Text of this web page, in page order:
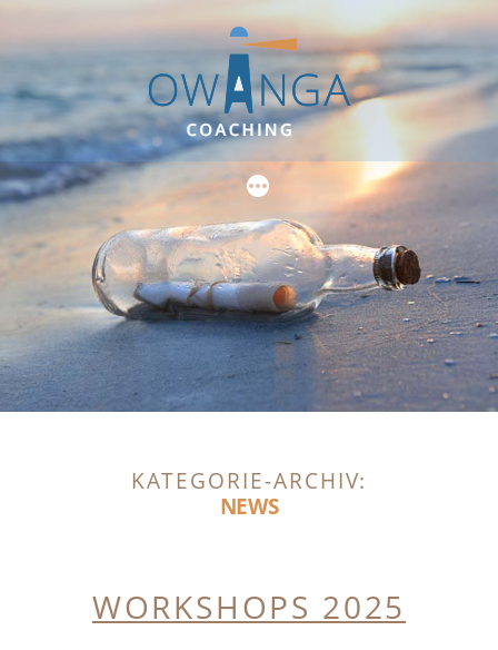
Inhalt
springen
KATEGORIE-ARCHIV:
NEWS
WORKSHOPS 2025